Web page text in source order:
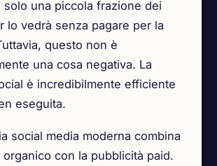
solo una piccola frazione dei
lo vedrà senza pagare per la
questo non è
una cosa negativa. La
è incredibilmente efficiente
eseguita.
social media moderna combina
con la pubblicità paid.